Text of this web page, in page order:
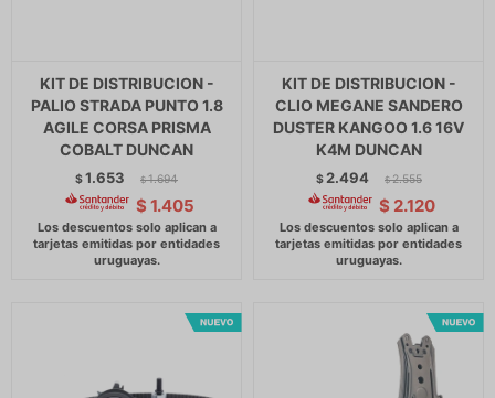
KIT DE DISTRIBUCION -
PALIO STRADA PUNTO 1.8
AGILE CORSA PRISMA
COBALT DUNCAN
$1.653 $ 1.694
$ 1.405
KIT DE DISTRIBUCION -
CLIO MEGANE SANDERO
DUSTER KANGOO 1.6 16V
K4M DUNCAN
$ 2.494 $ 2.555
$ 2.120